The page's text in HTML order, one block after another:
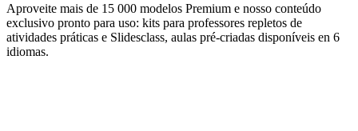
Aproveite mais de 15 000 modelos Premium e nosso conteúdo
exclusivo pronto para uso: kits para professores repletos de
atividades práticas e Slidesclass, aulas pré-criadas disponíveis en 6
idiomas.